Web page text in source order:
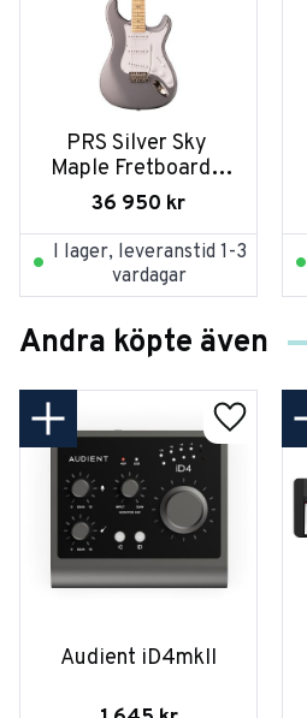
PRS Silver Sky
Maple Fretboard -
Tungsten
36 950 kr
I lager, leveranstid 1-3
vardagar
Andra köpte även
Audient iD4mkII